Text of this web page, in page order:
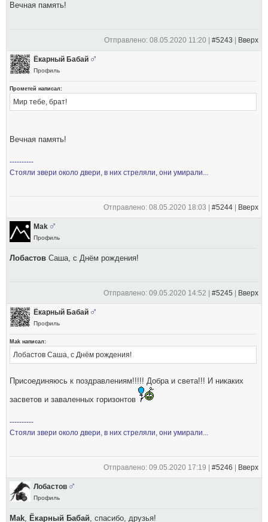
Вечная память!
Отправлено: 08.05.2020 11:20 | #5243 Вверх
Ёкарный Бабай
Профиль
Прометей написал:
Мир тебе, брат!
Вечная память!
----------
Стояли звери около двери, в них стреляли, они умирали...
Отправлено: 08.05.2020 18:03 | #5244 Вверх
Mak
Профиль
Лобастов Саша, с Днём рождения!
Отправлено: 09.05.2020 14:52 | #5245 Вверх
Ёкарный Бабай
Профиль
Mak написал:
Лобастов Саша, с Днём рождения!
Присоединяюсь к поздравлениям!!!!! Добра и света!!! И никаких
засветов и заваленных горизонтов
----------
Стояли звери около двери, в них стреляли, они умирали...
Отправлено: 09.05.2020 17:19 | #5246 Вверх
Лобастов
Профиль
Mak, Ёкарный Бабай, спасибо, друзья!